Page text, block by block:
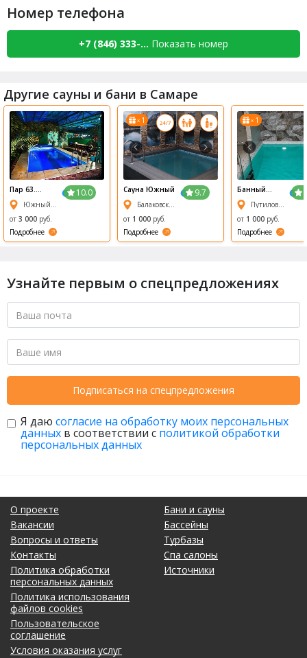
Номер телефона
+7 (846) 333-... Показать номер
Другие сауны и бани в Самаре
10.0
Пар 63.
Самарский
банный
комплекс
Южный проезд, 270
от 3 000 руб.
Подробнее
x 1
9.7
Сауна Южный
Балаковская улица, 9
от 1 000 руб.
Подробнее
x 1
Банный
Комплекс
Русский ПарПутиловская, 1
от 1 000 руб.
Подробнее
Узнайте первым о спецпредложениях
Подписаться на спецпредложения
Я даю согласие на обработку моих персональных
данных в соответствии с политикой обработки
персональных данных
О проекте
Вакансии
Вопросы и ответы
Контакты
Политика обработки
персональных данных
Политика использования
файлов cookies
Пользовательское
соглашение
Условия оказания услуг
Бани и сауны
Бассейны
Турбазы
Спа салоны
Источники